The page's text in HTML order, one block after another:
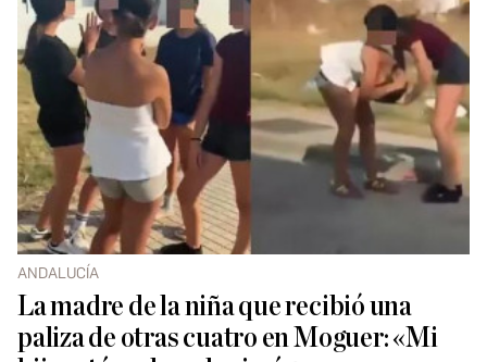
ANDALUCÍA
La madre de la niña que recibió una
paliza de otras cuatro en Moguer: «Mi